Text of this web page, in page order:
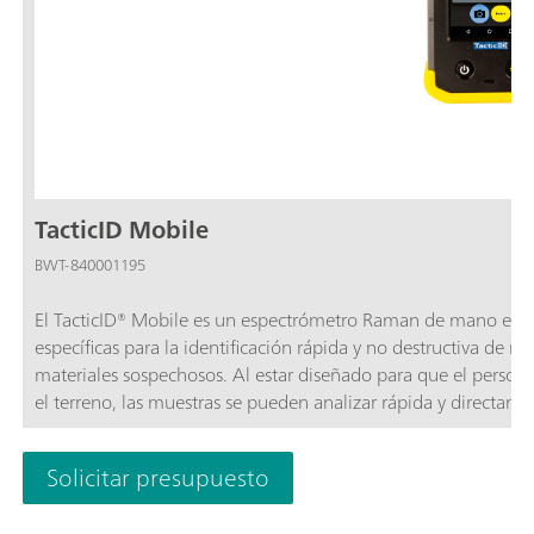
TacticID Mobile
BWT-840001195
El TacticID® Mobile es un espectrómetro Raman de mano
específicas para la identificación rápida y no destructiva de
materiales sospechosos. Al estar diseñado para que el
el terreno, las muestras se pueden analizar rápida y
resultados de la identificación se muestran claramente en
resolución.El TacticID Mobile utiliza la espectroscopía
que se identifica con bibliotecas de espectros incorporadas
químicas tóxicas y comunes, fármacos y explosivos, entre
Solicitar presupuesto